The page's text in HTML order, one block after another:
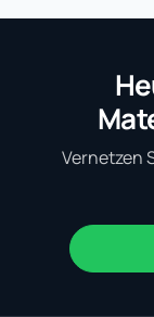
Vernetzen